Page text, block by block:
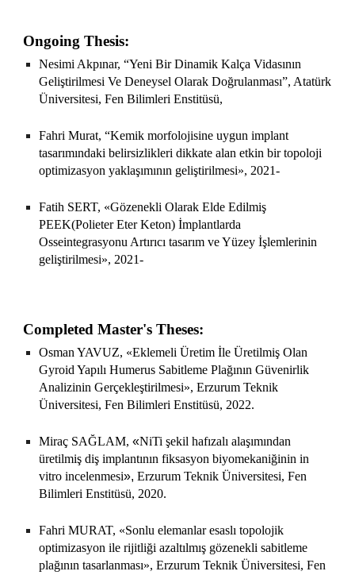
Ongoing Thesis:
Nesimi Akpınar, “Yeni Bir Dinamik Kalça Vidasının
Geliştirilmesi Ve Deneysel Olarak Doğrulanması”, Atatürk
Üniversitesi, Fen Bilimleri Enstitüsü,
Fahri Murat, “Kemik morfolojisine uygun implant
tasarımındaki belirsizlikleri dikkate alan etkin bir topoloji
optimizasyon yaklaşımının geliştirilmesi», 2021-
Fatih SERT, «Gözenekli Olarak Elde Edilmiş
PEEK(Polieter Eter Keton) İmplantlarda
Osseintegrasyonu Artırıcı tasarım ve Yüzey İşlemlerinin
geliştirilmesi», 2021-
Completed Master's Theses:
Osman YAVUZ, «Eklemeli Üretim İle Üretilmiş Olan
Gyroid Yapılı Humerus Sabitleme Plağının Güvenirlik
Analizinin Gerçekleştirilmesi», Erzurum Teknik
Üniversitesi, Fen Bilimleri Enstitüsü, 2022.
Miraç SAĞLAM,«NiTi şekil hafızalı alaşımından
üretilmiş diş implantının fiksasyon biyomekaniğinin in
vitro incelenmesi»,Erzurum Teknik Üniversitesi, Fen
Bilimleri Enstitüsü, 2020.
Fahri MURAT, «Sonlu elemanlar esaslı topolojik
optimizasyon ile rijitliği azaltılmış gözenekli sabitleme
plağının tasarlanması», Erzurum Teknik Üniversitesi, Fen